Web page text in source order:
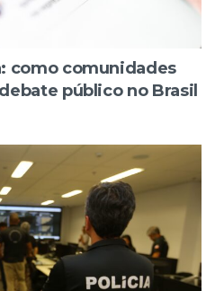
como comunidades
público no Brasil